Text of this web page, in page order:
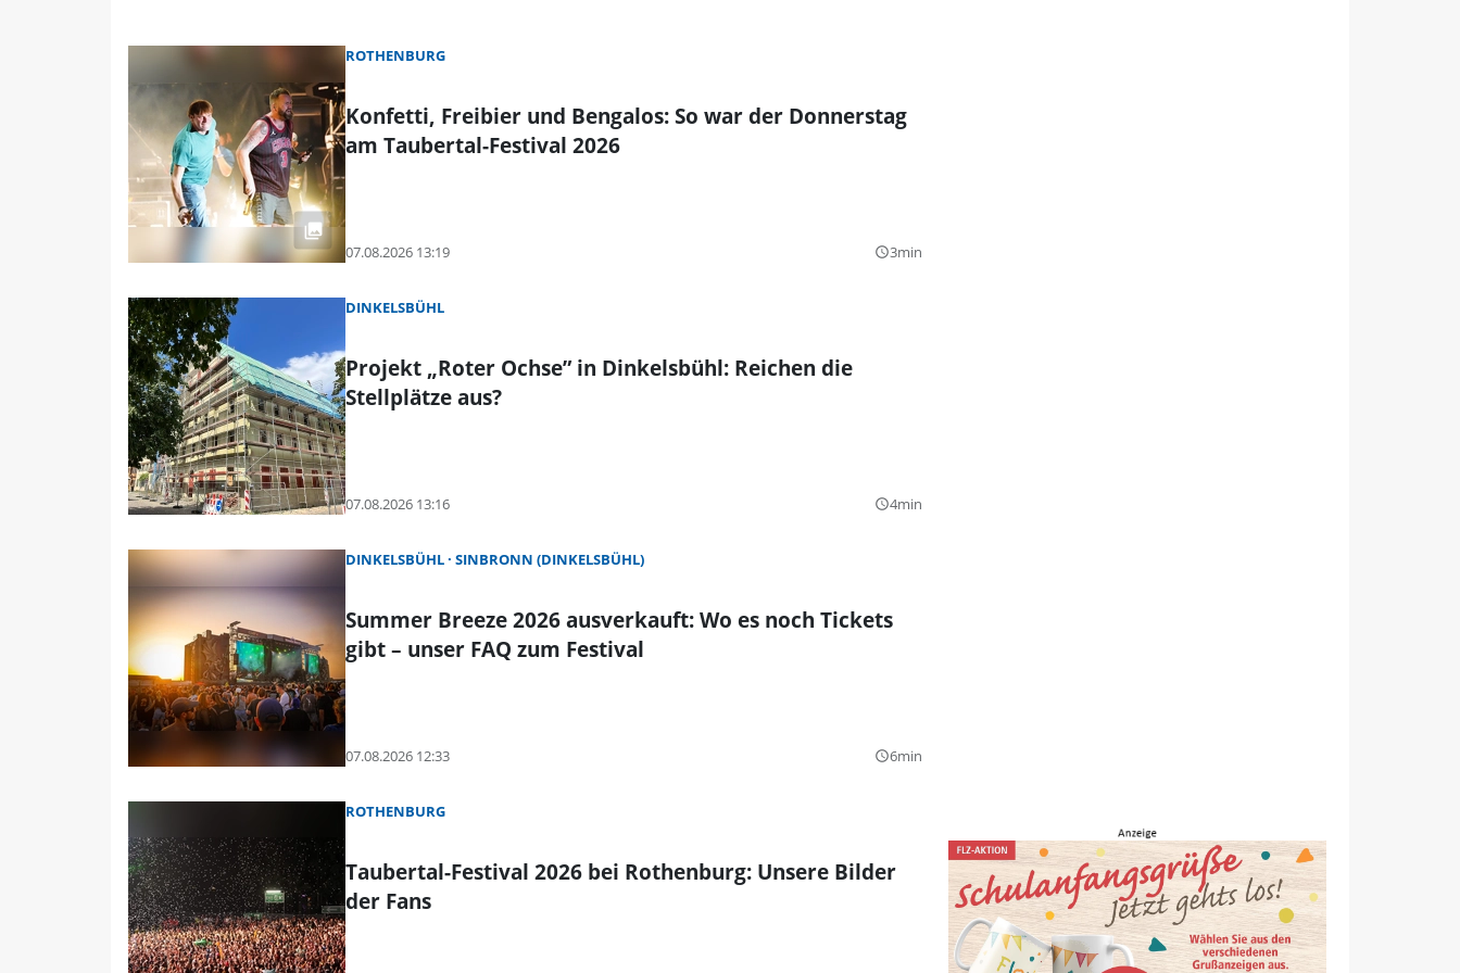
ROTHENBURG
Konfetti, Freibier und Bengalos: So war der Donnerstag
am Taubertal-Festival 2026
07.08.2026 13:19 query_builder3min
DINKELSBÜHL
Projekt „Roter Ochse” in Dinkelsbühl: Reichen die
Stellplätze aus?
07.08.2026 13:16 query_builder4min
DINKELSBÜHL SINBRONN (DINKELSBÜHL)
Summer Breeze 2026 ausverkauft: Wo es noch Tickets
gibt – unser FAQ zum Festival
07.08.2026 12:33 query_builder6min
ROTHENBURG
Taubertal-Festival 2026 bei Rothenburg: Unsere Bilder
der Fans